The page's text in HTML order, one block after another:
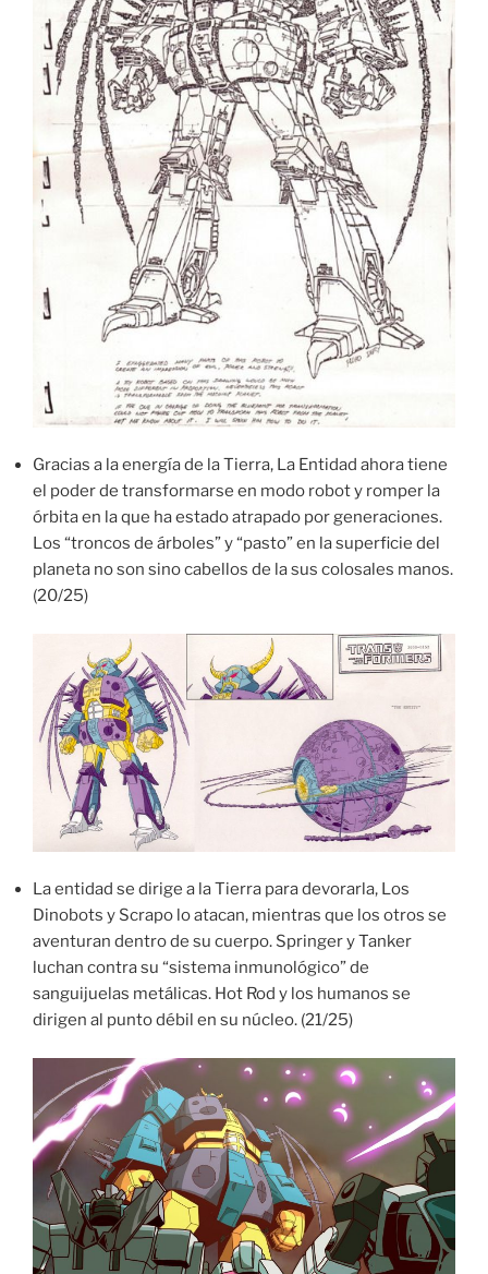
Gracias a la energía de la Tierra, La Entidad ahora tiene
el poder de transformarse en modo robot y romper la
órbita en la que ha estado atrapado por generaciones.
Los “troncos de árboles” y “pasto” en la superficie del
planeta no son sino cabellos de la sus colosales manos.
(20/25)
La entidad se dirige a la Tierra para devorarla, Los
Dinobots y Scrapo lo atacan, mientras que los otros se
aventuran dentro de su cuerpo. Springer y Tanker
luchan contra su “sistema inmunológico” de
sanguijuelas metálicas. Hot Rod y los humanos se
dirigen al punto débil en su núcleo. (21/25)